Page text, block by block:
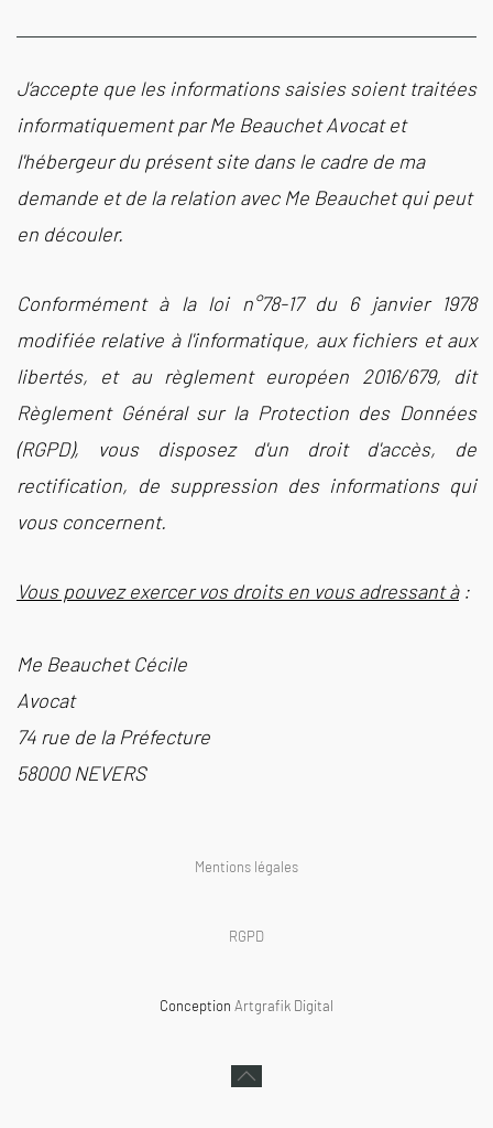
J’accepte que les informations saisies soient traitées
informatiquement par Me Beauchet Avocat et
l'hébergeur du présent site dans le cadre de ma
demande et de la relation avec Me Beauchet qui peut
en découler.
Conformément à la loi n°78-17 du 6 janvier 1978
modifiée relative à l'informatique, aux fichiers et aux
libertés, et au règlement européen 2016/679, dit
Règlement Général sur la Protection des Données
(RGPD), vous disposez d'un droit d'accès, de
rectification, de suppression des informations qui
vous concernent.
Vous pouvez exercer vos droits en vous adressant à:
Me Beauchet Cécile
Avocat
74 rue de la Préfecture
58000 NEVERS
Mentions légales
RGPD
Conception Artgrafik Digital